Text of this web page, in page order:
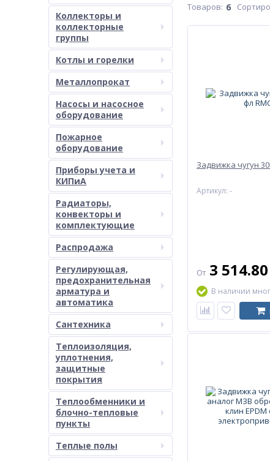
Коллекторы и
коллекторные
группы
Котлы и горелки
Металлопрокат
Насосы и насосное
оборудование
Пожарное
оборудование
Приборы учета и
КИПиА
Радиаторы,
конвекторы и
комплектующие
Распродажа
Регулирующая,
предохранительная
арматура и
автоматика
Сантехника
Теплоизоляция,
уплотнения,
защитные
покрытия
Теплообменники и
блочно-тепловые
пункты
Теплые полы
Товаров: 6
Задвижка чугун
Артикул: -
От 3 514.80
В наличии